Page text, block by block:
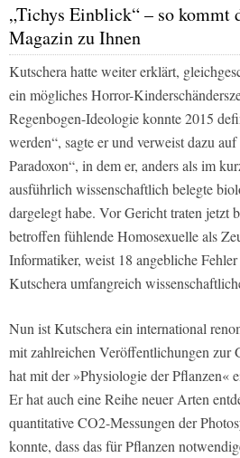
„Tichys Einblick“ – so kommt
Magazin zu Ihnen
Kutschera hatte weiter erklärt,
ein mögliches Horror-
Regenbogen-Ideologie konnte 2015
werden“, sagte er und verweist dazu
Paradoxon“, in dem er, anders als im
ausführlich wissenschaftlich belegte
dargelegt habe. Vor Gericht traten jetzt
betroffen fühlende Homosexuelle als
Informatiker, weist 18 angebliche
Kutschera umfangreich
Nun ist Kutschera ein international
mit zahlreichen Veröffentlichungen zur
hat mit der »Physiologie der Pflanzen«
Er hat auch eine Reihe neuer Arten
quantitative CO2-Messungen der
konnte, dass das für Pflanzen